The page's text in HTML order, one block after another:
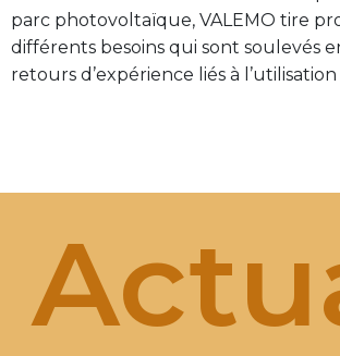
parc photovoltaïque, VALEMO tire
différents besoins qui sont soulevés
retours d’expérience liés à